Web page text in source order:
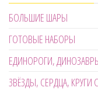
БОЛЬШИЕ ШАРЫ
ГОТОВЫЕ НАБОРЫ
ЕДИНОРОГИ,
ЗВЁЗДЫ, СЕРДЦА, КРУГИ